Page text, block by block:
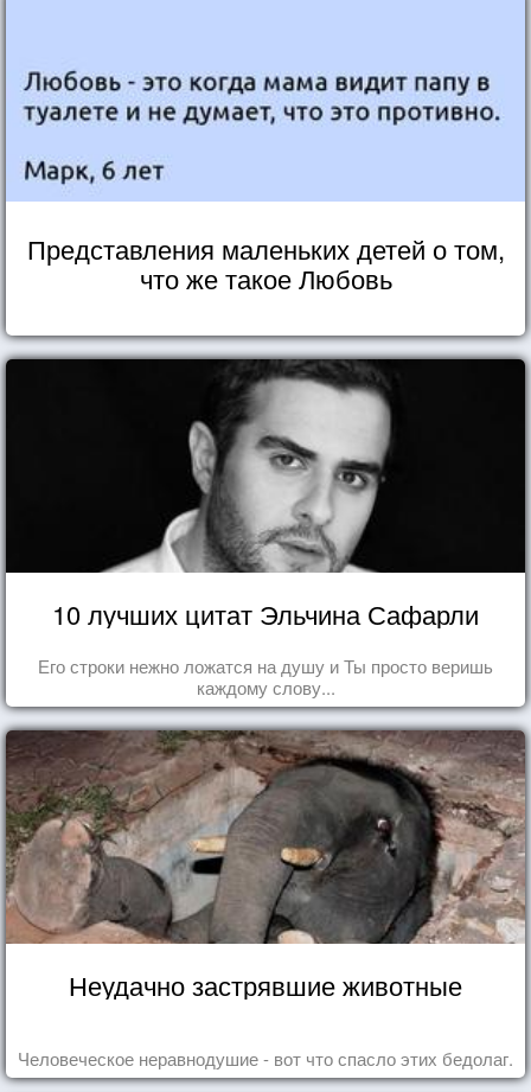
Представления маленьких детей о том,
что же такое Любовь
10 лучших цитат Эльчина Сафарли
Его строки нежно ложатся на душу и Ты просто веришь
каждому слову...
Неудачно застрявшие животные
Человеческое неравнодушие - вот что спасло этих бедолаг.